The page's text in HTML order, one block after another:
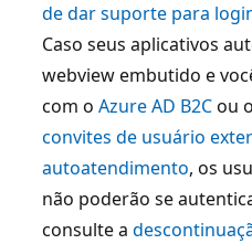
de dar suporte para
Caso seus aplicativos
webview embutido e
com o Azure AD B2Cou
convites de usuário
autoatendimento, os
não poderão se
consulte a